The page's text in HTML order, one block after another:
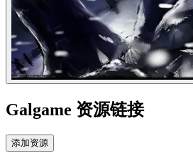
Galgame 资源链接
添加资源